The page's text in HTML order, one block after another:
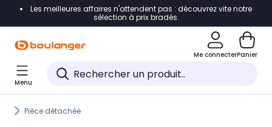
Accéder directement à la navigation
Accéder directement au pied de page
Accéder directement au chatbot
Les meilleures affaires n'attendent pas : découvrez vite notre
sélection à prix bradés.
Me connecterPanier
Menu
Pièce détachée